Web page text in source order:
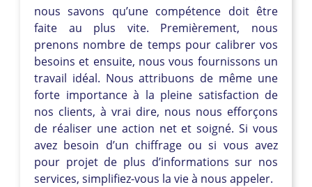
nous savons qu’une compétence doit être
faite au plus vite. Premièrement, nous
prenons nombre de temps pour calibrer vos
besoins et ensuite, nous vous fournissons un
travail idéal. Nous attribuons de même une
forte importance à la pleine satisfaction de
nos clients, à vrai dire, nous nous efforçons
de réaliser une action net et soigné. Si vous
avez besoin d’un chiffrage ou si vous avez
pour projet de plus d’informations sur nos
services, simplifiez-vous la vie à nous appeler.